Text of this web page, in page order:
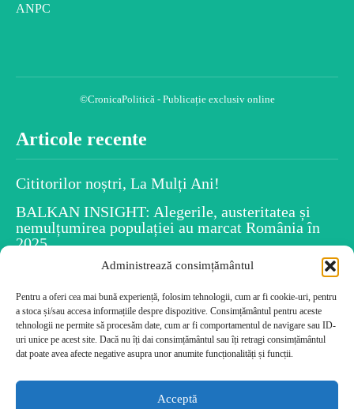
Administrează consimțământul
Pentru a oferi cea mai bună experiență, folosim tehnologii, cum ar fi cookie-uri, pentru
a stoca și/sau accesa informațiile despre dispozitive. Consimțământul pentru aceste
tehnologii ne permite să procesăm date, cum ar fi comportamentul de navigare sau ID-
uri unice pe acest site. Dacă nu îți dai consimțământul sau îți retragi consimțământul
dat poate avea afecte negative asupra unor anumite funcționalități și funcții.
Acceptă
ANPC
©CronicaPolitică - Publicație exclusiv online
Articole recente
Cititorilor noștri, La Mulți Ani!
BALKAN INSIGHT: Alegerile, austeritatea și
nemulțumirea populației au marcat România în
2025
Spiritul Crăciunului este în fiecare dintre noi
Uiti numele persoanelor după ce le-ai întâlnit?
Psihologia dezvăluie caracteristicile tale!
Cele mai citite
Cititorilor noștri, La Mulți Ani!